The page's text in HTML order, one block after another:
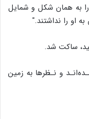
را به همان شکل و شمایل
او را نداشتند."
ساکت شد.
و نـظرها به زمین